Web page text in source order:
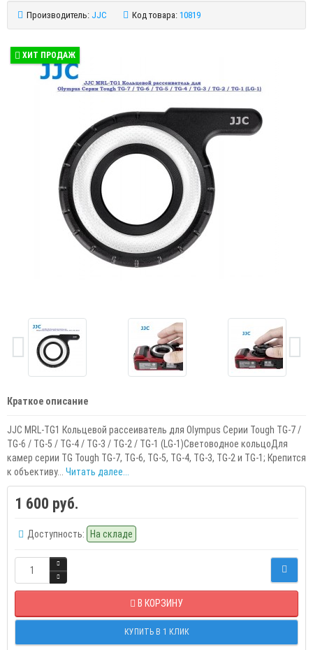
Производитель: JJC Код товара: 10819
ХИТ ПРОДАЖ
Краткое описание
JJC MRL-TG1 Кольцевой рассеиватель для Olympus Серии Tough TG-7 /
TG-6 / TG-5 / TG-4 / TG-3 / TG-2 / TG-1 (LG-1)Световодное кольцоДля
камер серии TG Tough TG-7, TG-6, TG-5, TG-4, TG-3, TG-2 и TG-1; Крепится
к объективу... Читать далее...
1 600 руб.
Доступность: На складе
В КОРЗИНУ
КУПИТЬ В 1 КЛИК